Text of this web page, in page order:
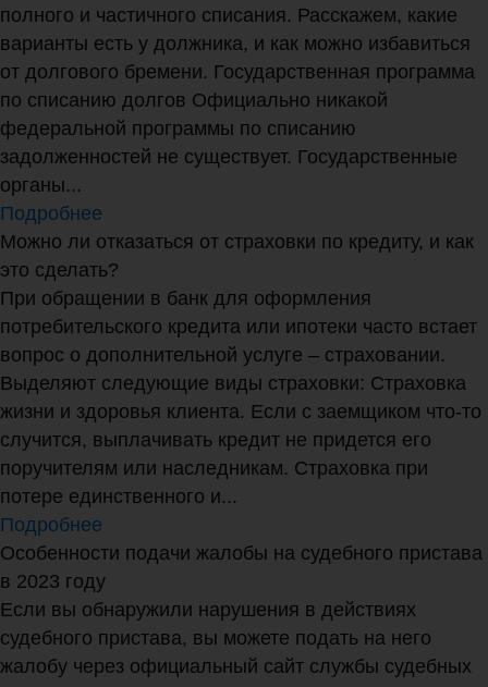
полного и частичного списания. Расскажем, какие
варианты есть у должника, и как можно избавиться
от долгового бремени. Государственная программа
по списанию долгов Официально никакой
федеральной программы по списанию
задолженностей не существует. Государственные
органы...
Подробнее
Можно ли отказаться от страховки по кредиту, и как
это сделать?
При обращении в банк для оформления
потребительского кредита или ипотеки часто встает
вопрос о дополнительной услуге – страховании.
Выделяют следующие виды страховки: Страховка
жизни и здоровья клиента. Если с заемщиком что-то
случится, выплачивать кредит не придется его
поручителям или наследникам. Страховка при
потере единственного и...
Подробнее
Особенности подачи жалобы на судебного пристава
в 2023 году
Если вы обнаружили нарушения в действиях
судебного пристава, вы можете подать на него
жалобу через официальный сайт службы судебных